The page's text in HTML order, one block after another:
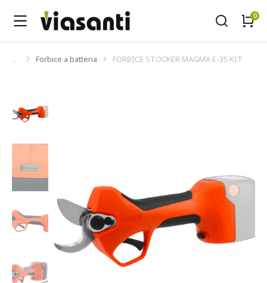
Tu sei qui:Forbice a batteria FORBICE STOCKER MAGMA E-35 KIT